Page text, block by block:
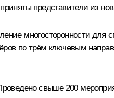
представители из
многосторонности для
по трём ключевым
свыше 200